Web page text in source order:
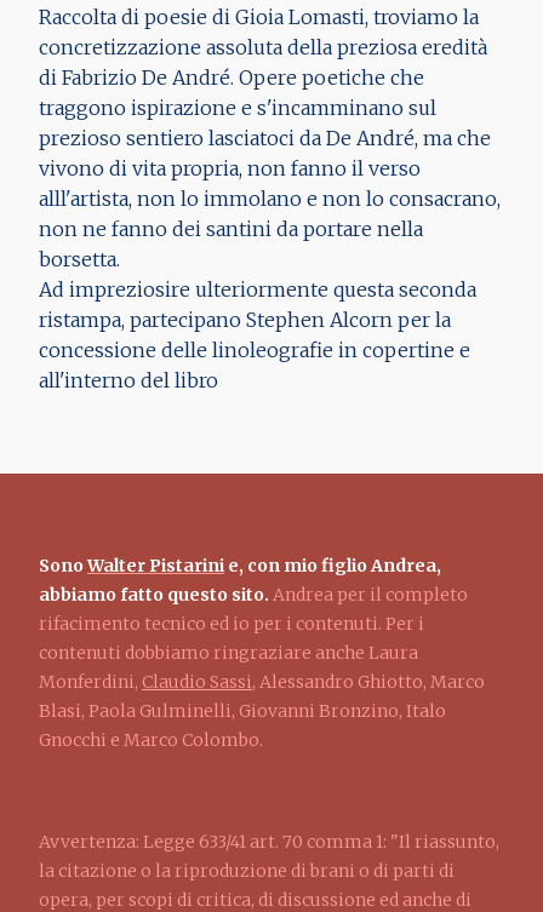
Raccolta di poesie di Gioia Lomasti, troviamo la
concretizzazione assoluta della preziosa eredità
di Fabrizio De André. Opere poetiche che
traggono ispirazione e s'incamminano sul
prezioso sentiero lasciatoci da De André, ma che
vivono di vita propria, non fanno il verso
alll'artista, non lo immolano e non lo consacrano,
non ne fanno dei santini da portare nella
borsetta.
Ad impreziosire ulteriormente questa seconda
ristampa, partecipano Stephen Alcorn per la
concessione delle linoleografie in copertine e
all'interno del libro
SonoWalter Pistarini e, con mio figlio Andrea,
abbiamo fatto questo sito. Andrea per il completo
rifacimento tecnico ed io per i contenuti. Per i
contenuti dobbiamo ringraziare anche Laura
Monferdini, Claudio Sassi, Alessandro Ghiotto, Marco
Blasi, Paola Gulminelli, Giovanni Bronzino, Italo
Gnocchi e Marco Colombo.
Avvertenza: Legge 633/41 art. 70 comma 1: "Il riassunto,
la citazione o la riproduzione di brani o di parti di
opera, per scopi di critica, di discussione ed anche di